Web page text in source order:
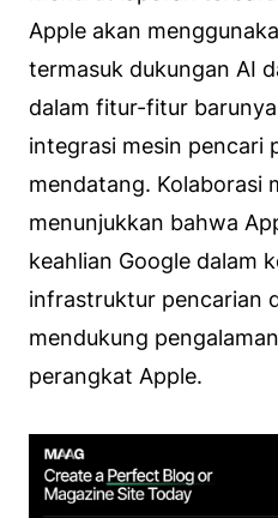
Apple akan
termasuk dukungan AI
dalam fitur-fitur
integrasi mesin pencari
mendatang. Kolaborasi
menunjukkan bahwa
keahlian Google dalam
infrastruktur pencarian
mendukung
perangkat Apple.